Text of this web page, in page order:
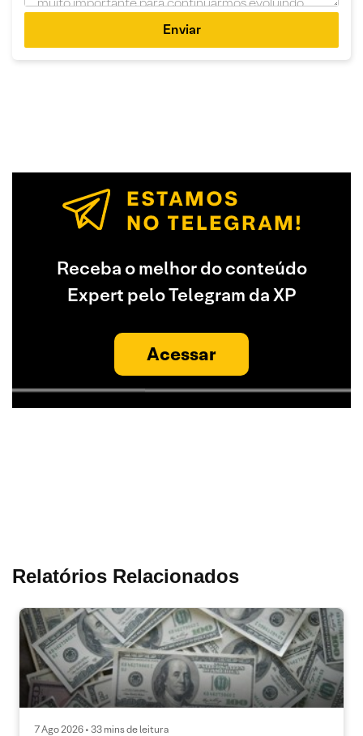
Enviar
Receba o melhor do conteúdo
Expert pelo Telegram da XP
Acessar
Relatórios Relacionados
7 Ago 2026 • 33 mins de leitura